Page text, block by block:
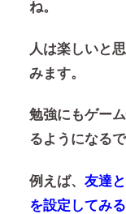
ね。
人は楽しいと
みます。
勉強にもゲー
るようになるで
例えば、 友達
を設定してみ